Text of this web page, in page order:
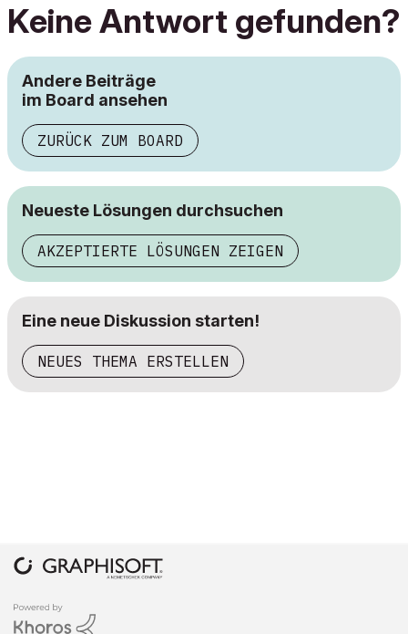
Keine Antwort gefunden?
Andere Beiträge
im Board ansehen
ZURÜCK ZUM BOARD
Neueste Lösungen durchsuchen
AKZEPTIERTE LÖSUNGEN ZEIGEN
Eine neue Diskussion starten!
NEUES THEMA ERSTELLEN